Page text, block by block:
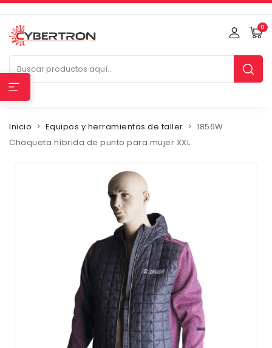
0
Inicio Equipos y herramientas de taller
1856W
Chaqueta híbrida de punto para mujer XXL